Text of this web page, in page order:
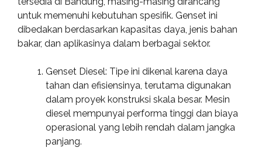
untuk memenuhi kebutuhan spesifik. Genset ini
dibedakan berdasarkan kapasitas daya, jenis bahan
bakar, dan aplikasinya dalam berbagai sektor.
Genset Diesel: Tipe ini dikenal karena daya
tahan dan efisiensinya, terutama digunakan
dalam proyek konstruksi skala besar. Mesin
diesel mempunyai performa tinggi dan biaya
operasional yang lebih rendah dalam jangka
panjang.